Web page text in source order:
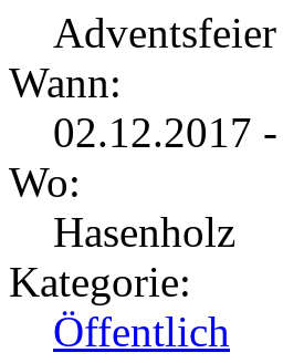
Adventsfeier
Wann:
02.12.2017
Wo:
Hasenholz
Kategorie:
Öffentlich